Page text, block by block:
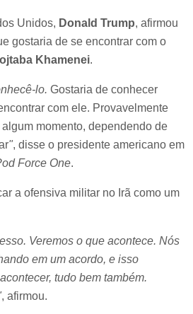
Unidos, Donald Trump, afirmou
gostaria de se encontrar com o
Khamenei.
lo. Gostaria de conhecer
com ele. Provavelmente
momento, dependendo de
", disse o presidente americano em
Force One.
a ofensiva militar no Irã como um
Veremos o que acontece. Nós
em um acordo, e isso
tudo bem também.
, afirmou.